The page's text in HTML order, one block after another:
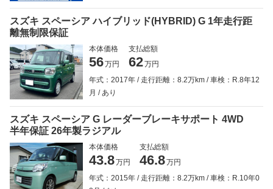
スズキ スペーシア ハイブリッド(HYBRID) G 1年走行距
離無制限保証
本体価格
56万円
支払総額
62万円
年式：2017年
走行距離：8.2万km
車検：R.8年12
月
あり
スズキ スペーシア G レーダーブレーキサポート 4WD
半年保証 26年製ラジアル
本体価格
43.8万円
支払総額
46.8万円
年式：2015年
走行距離：8.2万km
車検：R.10年0